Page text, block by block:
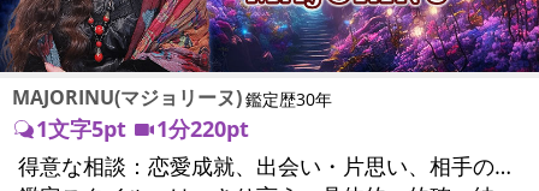
MAJORINU(マジョリーヌ)鑑定歴30年
1文字5pt
1分220pt
得意な相談：
恋愛成就、出会い・片思い、相手の気持ち、相性、縁結び、結婚、男心・女心、二人の今後、複雑な恋愛、三角関係、略奪愛、浮気、不倫、復活愛、復縁、離婚、同性愛・LGBT、人間関係、職場の人間関係、対人関係、仕事運、適職、天職、転職、進路、就職、人生全般、使命、経営相談、人事、開業、夢、目標、ビジネスチャンス、ビジネスパートナー、パワーハラスメント、セクシャルハラスメント、家族関係、夫婦関係、家庭問題、夫婦問題、親族問題、育児・子育て、シングルマザー、ドメスティックバイオレンス、相続関係、精神問題、心の問題、うつ、トラウマ、ストレス、いじめ、人生相談、霊的問題、魂の本質、前世、ペットの気持ち、パワーストーン選択、引越し・転居、方位、健康運、金運、金銭トラブル、ご近所問題、縁切り